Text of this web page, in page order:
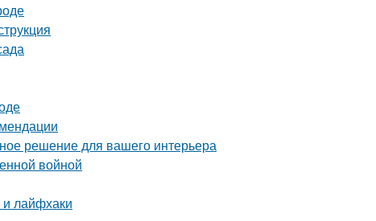
решение для вашего интерьера
войной
и лайфхаки